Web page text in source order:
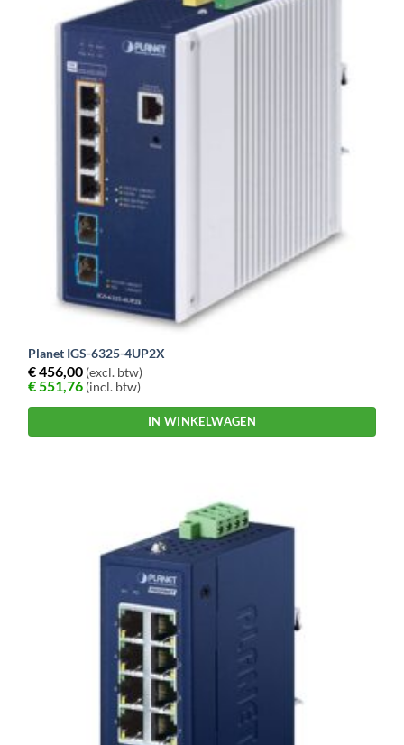
Planet IGS-6325-4UP2X
€456,00 (excl. btw)
€551,76 (incl. btw)
IN WINKELWAGEN